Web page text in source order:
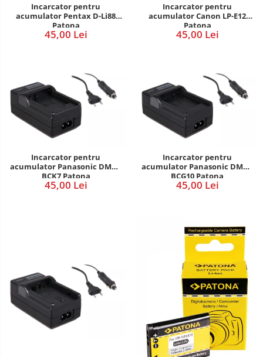
Incarcator pentru
acumulator Pentax D-Li88
Patona
45,00 Lei
Incarcator pentru
acumulator Canon LP-E12
Patona
45,00 Lei
Incarcator pentru
acumulator Panasonic DMW-
BCK7 Patona
45,00 Lei
Incarcator pentru
acumulator Panasonic DMW-
BCG10 Patona
45,00 Lei